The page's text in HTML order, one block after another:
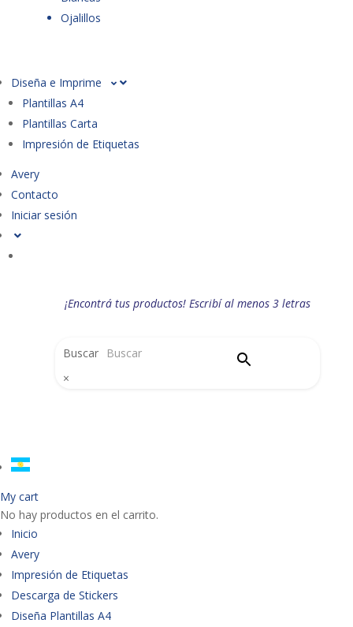
Ojalillos
Diseña e Imprime
Plantillas A4
Plantillas Carta
Impresión de Etiquetas
Avery
Contacto
Iniciar sesión
¡Encontrá tus productos! Escribí al menos 3 letras
Buscar
×
My cart
No hay productos en el carrito.
Inicio
Avery
Impresión de Etiquetas
Descarga de Stickers
Diseña Plantillas A4